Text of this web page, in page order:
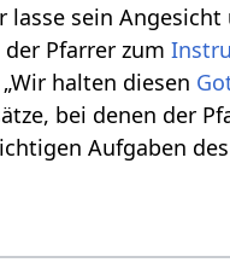
lasse sein
Pfarrer zum
halten diesen
bei denen der
Aufgaben